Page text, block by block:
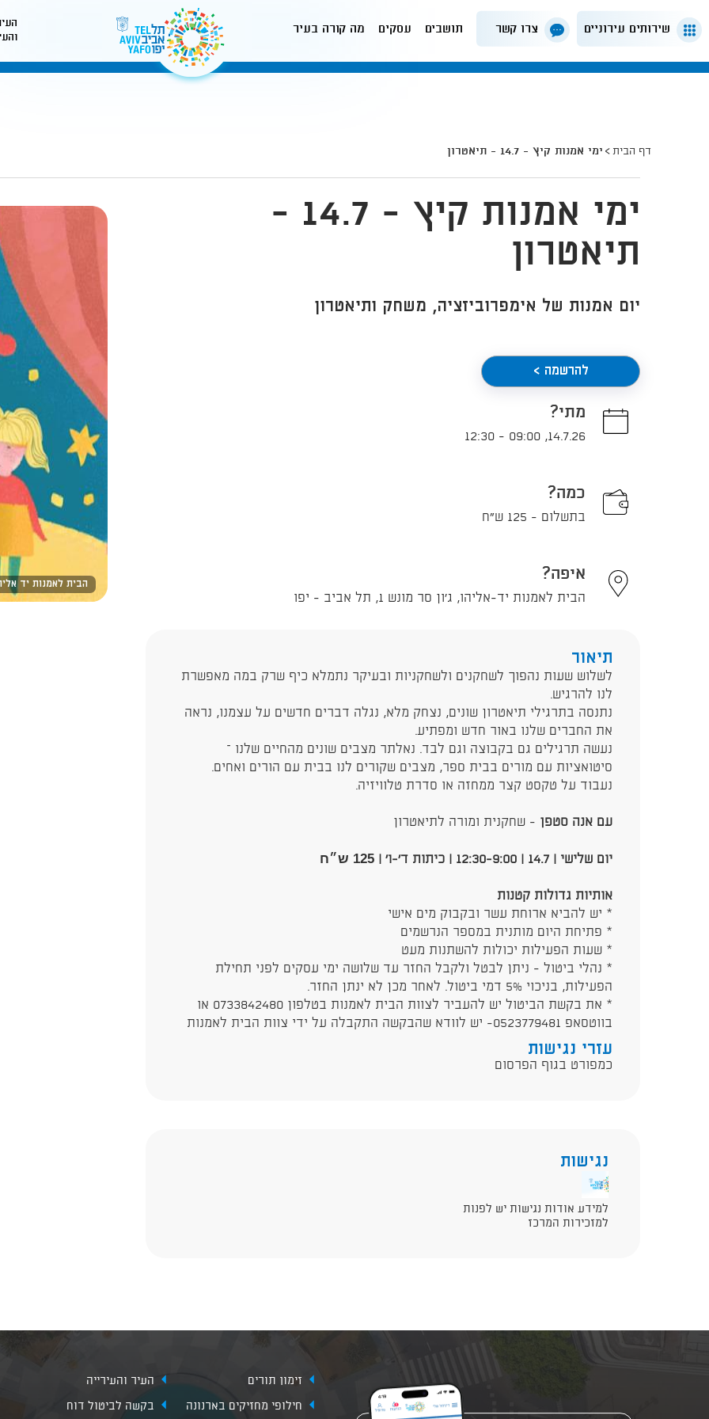
שירותים עירוניים צרו קשר תושבים עסקים מה קורה בעיר
דף הבית ימי אמנות קיץ - 14.7 - תיאטרון
הבית לאמנות יד
ימי אמנות קיץ - 14.7 -
תיאטרון
יום אמנות של אימפרוביזציה, משחק ותיאטרון
להרשמה >
מתי?
14.7.26
,
09:00
-
12:30
כמה?
בתשלום - 125 ש"ח
איפה?
הבית לאמנות יד-אליהו, ג'ון סר מונש 1, תל אביב - יפו
תיאור
לשלוש שעות נהפוך לשחקנים ולשחקניות ובעיקר נתמלא כיף שרק במה מאפשרת
לנו להרגיש.
נתנסה בתרגילי תיאטרון שונים, נצחק מלא, נגלה דברים חדשים על עצמנו, נראה
את החברים שלנו באור חדש ומפתיע.
נעשה תרגילים גם בקבוצה וגם לבד. נאלתר מצבים שונים מהחיים שלנו –
סיטואציות עם מורים בבית ספר, מצבים שקורים לנו בבית עם הורים ואחים.
נעבוד על טקסט קצר ממחזה או סדרת טלוויזיה.
עם אנה סטפן - שחקנית ומורה לתיאטרון
יום שלישי | 14.7 | 12:30-9:00 | כיתות ד׳-ו׳ | 125 ש״ח
אותיות גדולות קטנות
* יש להביא ארוחת עשר ובקבוק מים אישי
* פתיחת היום מותנית במספר הנרשמים
* שעות הפעילות יכולות להשתנות מעט
* נהלי ביטול - ניתן לבטל ולקבל החזר עד שלושה ימי עסקים לפני תחילת
הפעילות, בניכוי 5% דמי ביטול. לאחר מכן לא ינתן החזר.
* את בקשת הביטול יש להעביר לצוות הבית לאמנות בטלפון 0733842480 או
בווטסאפ 0523779481- יש לוודא שהבקשה התקבלה על ידי צוות הבית לאמנות
עזרי נגישות
כמפורט בגוף הפרסום
נגישות
למידע אודות נגישות יש לפנות
למזכירות המרכז
זימון תורים
העיר והעירייה
חילופי מחזיקים בארנונה
בקשה לביטול דוח